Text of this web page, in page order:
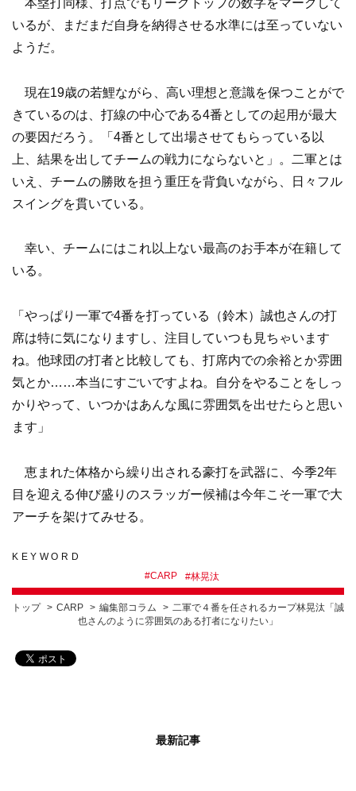
いるが、まだまだ自身を納得させる水準には至っていない
ようだ。
現在19歳の若鯉ながら、高い理想と意識を保つことがで
きているのは、打線の中心である4番としての起用が最大
の要因だろう。「4番として出場させてもらっている以
上、結果を出してチームの戦力にならないと」。二軍とは
いえ、チームの勝敗を担う重圧を背負いながら、日々フル
スイングを貫いている。
幸い、チームにはこれ以上ない最高のお手本が在籍して
いる。
「やっぱり一軍で4番を打っている（鈴木）誠也さんの打
席は特に気になりますし、注目していつも見ちゃいます
ね。他球団の打者と比較しても、打席内での余裕とか雰囲
気とか……本当にすごいですよね。自分をやることをしっ
かりやって、いつかはあんな風に雰囲気を出せたらと思い
ます」
恵まれた体格から繰り出される豪打を武器に、今季2年
目を迎える伸び盛りのスラッガー候補は今年こそ一軍で大
アーチを架けてみせる。
KEYWORD
#CARP #林晃汰
トップ CARP 編集部コラム
二軍で４番を任されるカープ林晃汰「誠
也さんのように雰囲気のある打者になりたい」
最新記事